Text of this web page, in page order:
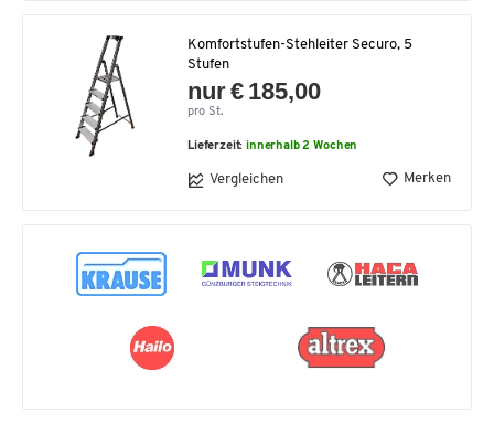
Komfortstufen-Stehleiter Securo, 5
Stufen
nur € 185,00
pro St.
Lieferzeit:innerhalb 2 Wochen
Vergleichen Merken